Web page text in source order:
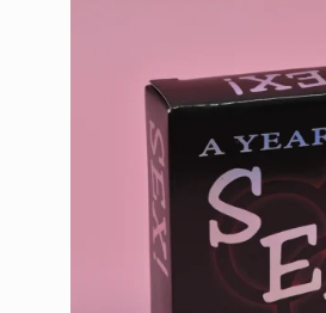
ΠΡΟΣΘΗΚΗ
ΣΤΟ